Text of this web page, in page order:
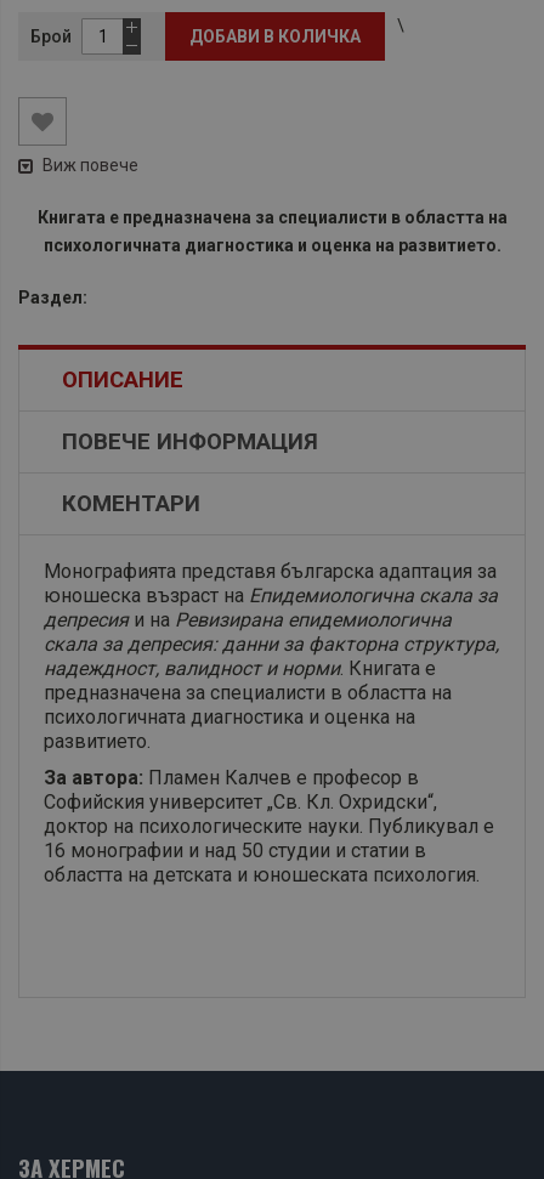
Брой ДОБАВИ В КОЛИЧКА
\
Виж повече
Книгата е предназначена за специалисти в областта на
психологичната диагностика и оценка на развитието.
Раздел:
ОПИСАНИЕ
ПОВЕЧЕ ИНФОРМАЦИЯ
КОМЕНТАРИ
Монографията представя българска адаптация за
юношеска възраст на Епидемиологична скала за
депресияи на Ревизирана епидемиологична
скала за депресия: данни за факторна структура,
надеждност, валидност и норми. Книгата е
предназначена за специалисти в областта на
психологичната диагностика и оценка на
развитието.
За автора: Пламен Калчев е професор в
Софийския университет „Св. Кл. Охридски“,
доктор на психологическите науки. Публикувал е
16 монографии и над 50 студии и статии в
областта на детската и юношеската психология.
ЗА ХЕРМЕС